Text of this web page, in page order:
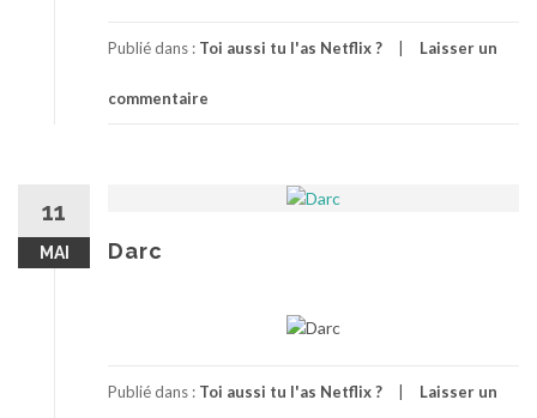
Publié dans : Toi aussi tu l'as Netflix ? Laisser un
commentaire
11
MAI Darc
Publié dans : Toi aussi tu l'as Netflix ? Laisser un